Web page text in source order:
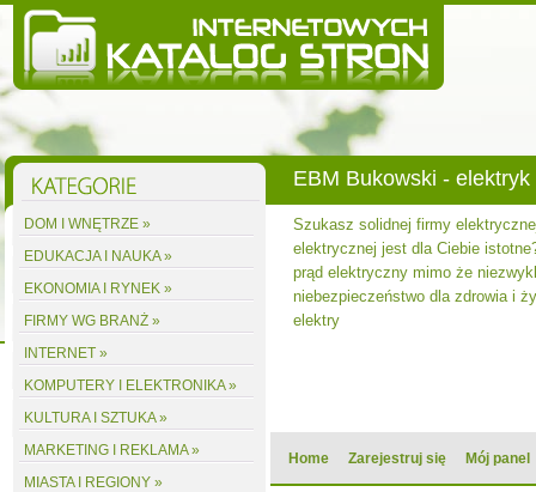
EBM Bukowski -
Szukasz solidnej firmy
elektrycznej jest dla Ciebie
prąd elektryczny mimo że
niebezpieczeństwo dla zdrowia i
elektry
Home Zarejestruj się Mój panel
DOM I WNĘTRZE »
EDUKACJA I NAUKA »
EKONOMIA I RYNEK »
FIRMY WG BRANŻ »
INTERNET »
KOMPUTERY I ELEKTRONIKA »
KULTURA I SZTUKA »
MARKETING I REKLAMA »
MIASTA I REGIONY »